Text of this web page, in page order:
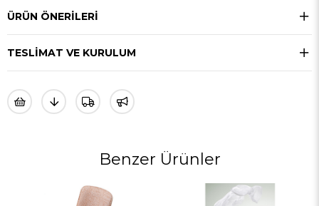
ÜRÜN ÖNERILERI
TESLIMAT VE KURULUM
Benzer Ürünler